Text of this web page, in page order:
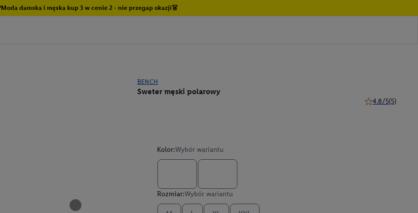
damska i męska kup 3 w cenie 2 - nie przegap okazji👗
BENCH
Sweter męski polarowy
4.8/5(5)
Kolor:Wybór wariantu
Rozmiar:Wybór wariantu